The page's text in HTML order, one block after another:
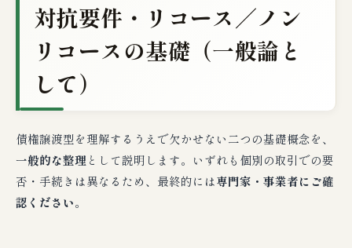
対抗要件・リコース／ノン
リコースの基礎（一般論と
して）
債権譲渡型を理解するうえで欠かせない二つの基礎概念を、
一般的な整理 として説明します。いずれも個別の取引での要
否・手続きは異なるため、最終的には専門家・事業者にご確
認ください。